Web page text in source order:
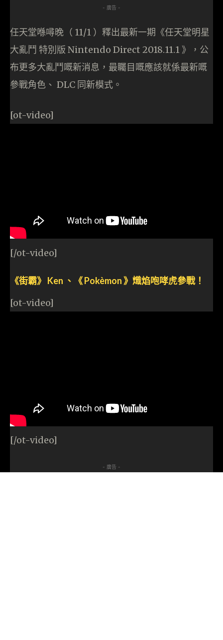
- 廣告 -
任天堂喺噚晚（ 11/1 ）釋出最新一期《任天堂明星
大亂鬥 特別版 Nintendo Direct 2018.11.1 》，公
布更多大亂鬥嘅新消息，最矚目嘅應該就係最新嘅
參戰角色、 DLC 同新模式。
[ot-video]
[/ot-video]
《街霸》 Ken 、《 Pokèmon 》熾焰咆哮虎參戰！
[ot-video]
[/ot-video]
- 廣告 -